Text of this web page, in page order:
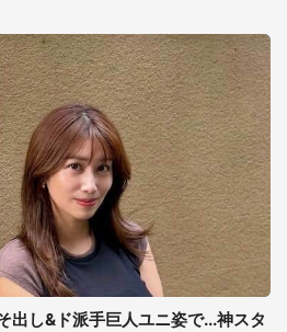
出し&ド派手巨人ユニ姿で...神スタ